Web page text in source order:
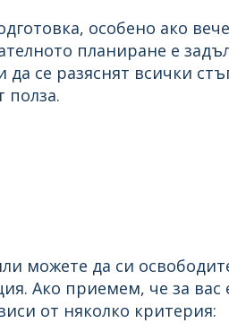
особено ако
планиране е
се разяснят всички
полза.
можете да си
Ако приемем, че за вас
от няколко критерия: